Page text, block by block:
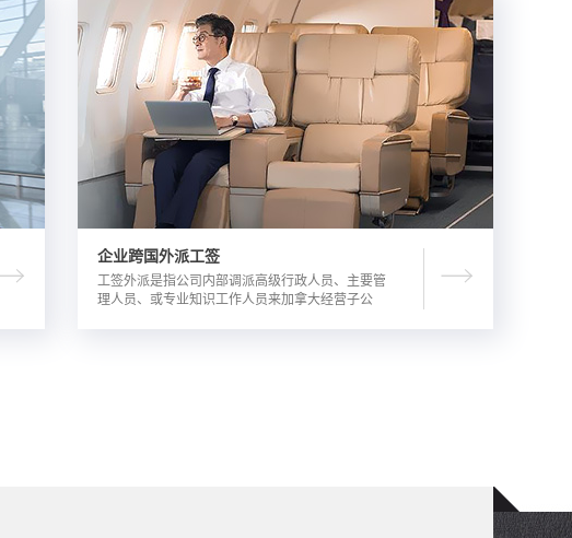
企业跨国外派工签
工签外派是指公司内部调派高级行政人员、主要管
理人员、或专业知识工作人员来加拿大经营子公